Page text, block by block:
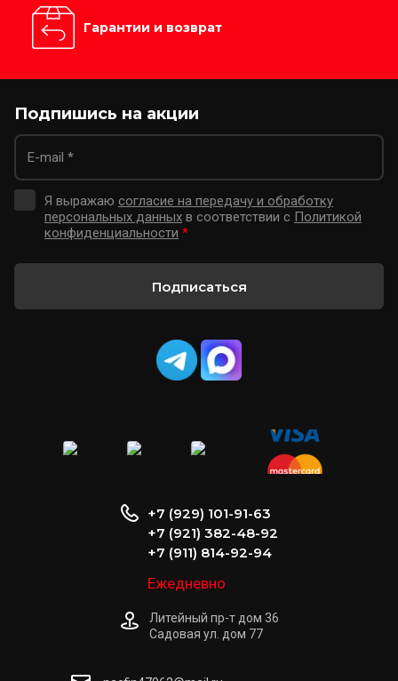
Гарантии и возврат
Подпишись на акции
Я выражаю согласие на передачу и обработку
персональных данных в соответствии с Политикой
конфиденциальности *
Подписаться
+7 (929) 101-91-63
+7 (921) 382-48-92
+7 (911) 814-92-94
Ежедневно
Литейный пр-т дом 36
Садовая ул. дом 77